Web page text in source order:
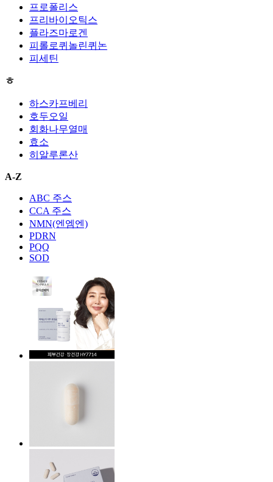
프로폴리스
프리바이오틱스
플라즈마로겐
피롤로퀴놀린퀴논
피세틴
ㅎ
하스카프베리
호두오일
회화나무열매
효소
히알루론산
A-Z
ABC 주스
CCA 주스
NMN(엔엠엔)
PDRN
PQQ
SOD